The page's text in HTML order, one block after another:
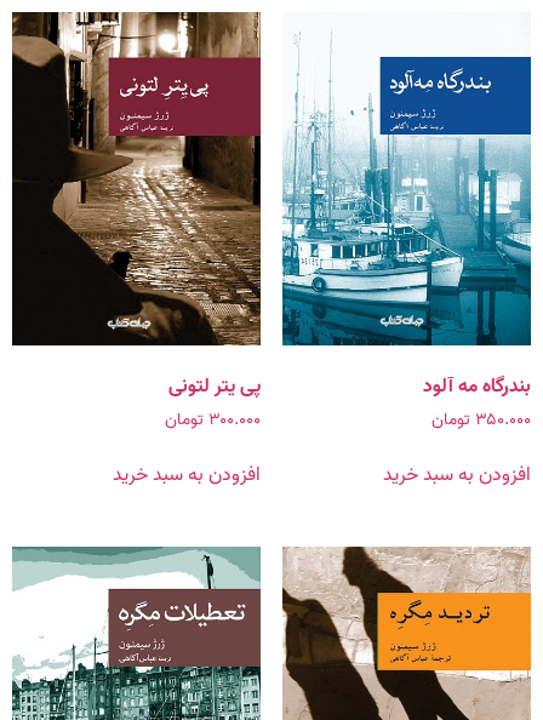
بندرگاه مه آلود
۳۵۰.۰۰۰ تومان
افزودن به سبد خرید
پی یتر لتونی
۳۰۰.۰۰۰ تومان
افزودن به سبد خرید